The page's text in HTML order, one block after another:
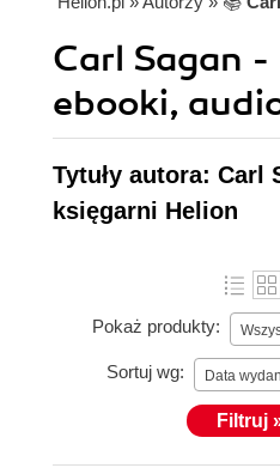
Carl Sagan -
ebooki,
Tytuły autora: Carl
księgarni Helion
Pokaż produkty:
Sortuj wg: Data
Filtruj